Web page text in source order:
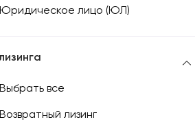
Юридическое лицо (ЮЛ)
Выбрать все
Возвратный лизинг